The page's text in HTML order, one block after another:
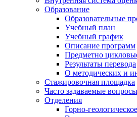
Образование
Образовательные
Учебный план
Учебный график
Описание программ
Предметно
Результаты перевода
О методических и
Стажировочная площадка
Часто задаваемые вопросы
Отделения
Горно-геологическое